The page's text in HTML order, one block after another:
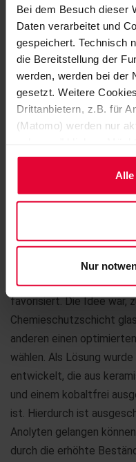
Bei dem Besuch dieser
Daten verarbeitet und
gespeichert. Technisch
die Bereitstellung der
werden, werden bei der
gesetzt. Weitere
Drittanbietern, z.B. für
(Matomo) werden nur
"Nur notwendige
(einschließlich der
ändern oder zu
Alle
Nur
mit PP (Polypropylen)-
bei den hohen
Wärmealterung des
gewissen Zeit zu
Schweißbereichen.
aufgrund der
kommen.
Ziel der
der Wartungskosten von
in der Chloralkali-
Für den Anolytbereich
favorisiert. Die Idee war,
Chemieschutzschicht
anderen einen
wählen. Als Lösung
entwickelt, die aus
und einem kobaltfrei
ist. Hierdurch ist
Anolyten gelangen
durch die erhöhte